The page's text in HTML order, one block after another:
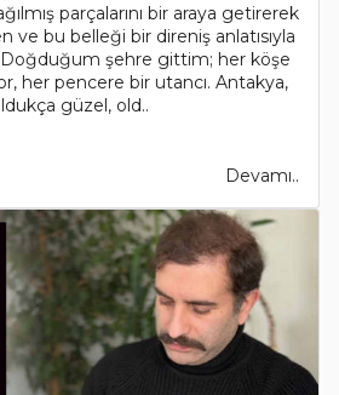
parçalarını bir araya getirerek
ve bu belleği bir direniş anlatısıyla
şehre gittim; her köşe
her pencere bir utancı. Antakya,
güzel, old..
Devamı..